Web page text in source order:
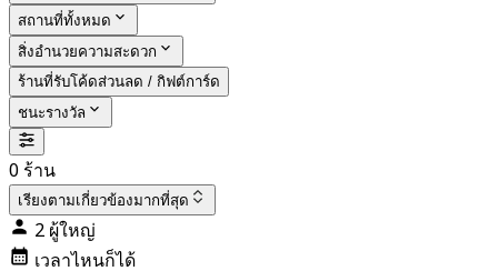
สถานที่ทั้งหมด
สิ่งอำนวยความสะดวก
ร้านที่รับโค้ดส่วนลด / กิฟต์การ์ด
ชนะรางวัล
0 ร้าน
เรียงตามเกี่ยวข้องมากที่สุด
2 ผู้ใหญ่
เวลาไหนก็ได้